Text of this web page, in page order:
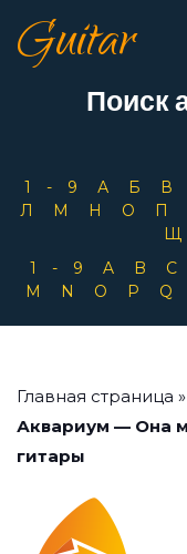
Guitar
Поиск
1-9 А Б В
Л
М Н О П
Щ
1-9
A B C
M
N O P Q
Главная страница »
Аквариум — Она
гитары